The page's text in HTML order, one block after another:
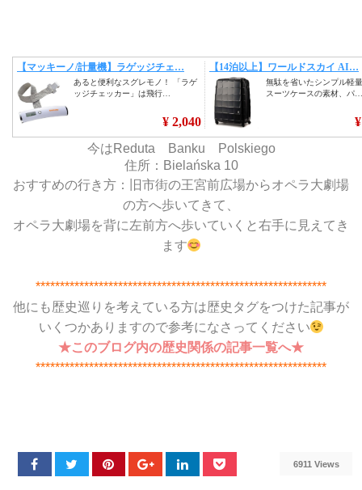
今はReduta Banku Polskiego
住所：Bielańska 10
おすすめの行き方：旧市街の王宮前広場からオペラ大劇場
の方へ歩いてきて、
オペラ大劇場を背に左前方へ歩いていくと右手に見えてき
ます
************************************************************
他にも歴史巡りを考えている方は歴史タグをつけた記事が
いくつかありますので参考になさってください
★このブログ内の歴史関係の記事一覧へ★
************************************************************
6911 Views